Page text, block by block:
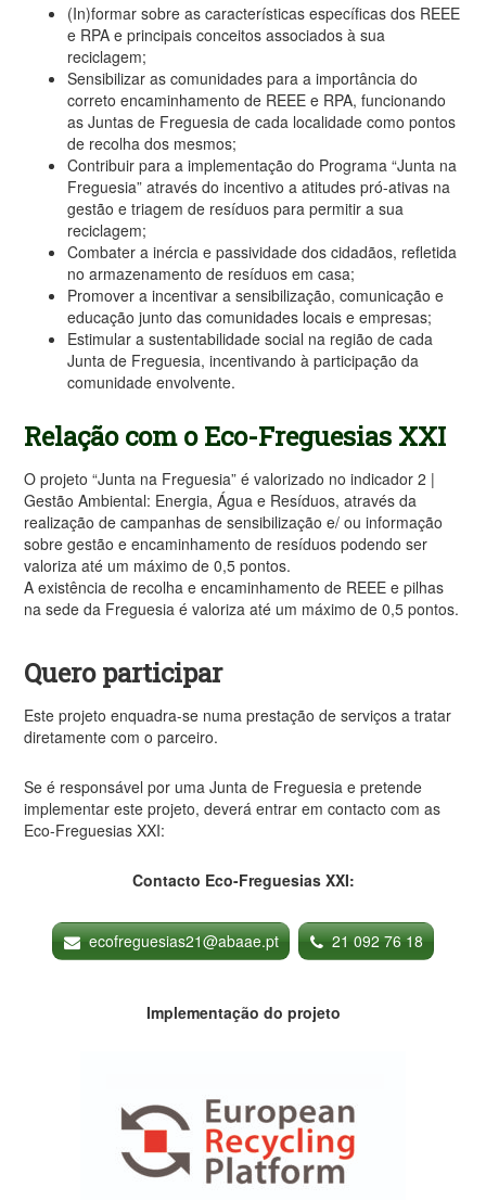
(In)formar sobre as características específicas dos REEE
e RPA e principais conceitos associados à sua
reciclagem;
Sensibilizar as comunidades para a importância do
correto encaminhamento de REEE e RPA, funcionando
as Juntas de Freguesia de cada localidade como pontos
de recolha dos mesmos;
Contribuir para a implementação do Programa “Junta na
Freguesia” através do incentivo a atitudes pró-ativas na
gestão e triagem de resíduos para permitir a sua
reciclagem;
Combater a inércia e passividade dos cidadãos, refletida
no armazenamento de resíduos em casa;
Promover a incentivar a sensibilização, comunicação e
educação junto das comunidades locais e empresas;
Estimular a sustentabilidade social na região de cada
Junta de Freguesia, incentivando à participação da
comunidade envolvente.
Relação com o Eco-Freguesias XXI
O projeto “Junta na Freguesia” é valorizado no indicador 2 |
Gestão Ambiental: Energia, Água e Resíduos, através da
realização decampanhas de sensibilização e/ ou informação
sobre gestão e encaminhamento de resíduos podendo ser
valoriza até um máximo de 0,5 pontos.
A existência de recolha e encaminhamento de REEE e pilhas
na sede da Freguesia é valoriza até um máximo de 0,5 pontos.
Quero participar
Este projeto enquadra-se numa prestação de serviços a tratar
diretamente com o parceiro.
Se é responsável por uma Junta de Freguesia e pretende
implementar este projeto, deverá entrar em contacto com as
Eco-Freguesias XXI:
Contacto Eco-Freguesias XXI:
ecofreguesias21@abaae.pt 21 092 76 18
Implementação do projeto